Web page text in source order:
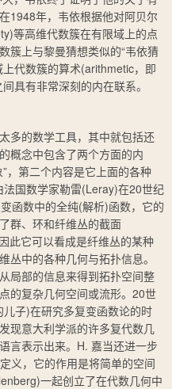
1948年，韦依根据他对阿贝尔
等高维代数簇在有限域上的点
簇上与黎曼猜想类似的“韦依猜
代数簇的算术(arithmetic，即
具有非常深刻的内在联系。
多的数学工具，其中就包括还
概念中包含了两个方面的内
，第二个内容是它上面的各种
法国数学家勒雷(Leray)在20世纪
函数中的全纯(解析)函数，它的
群、环和纤维丛的截面
此它可以看成是纤维丛的某种
丛中的各种几何与拓扑信息。
局部的信息来得到拓扑空间整
的复杂几何空间或流形。20世
子)在研究多复变函数论的时
现意大利学派的许多复代数几
言表示出来。H. 嘉当还进一步
义，它的作用是将简单的空间
一起创立了在代数几何中